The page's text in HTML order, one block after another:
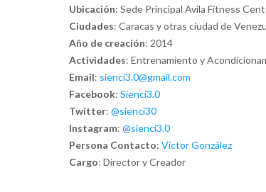
Ubicación: Sede Principal Avila Fitness
Ciudades: Caracas y otras ciudad de
Año de creación: 2014
Actividades: Entrenamiento y
Email: sienci3.0@gmail.com
Facebook: Sienci3.0
Twitter: @sienci30
Instagram: @sienci3.0
Persona Contacto: Victor González
Cargo: Director y Creador